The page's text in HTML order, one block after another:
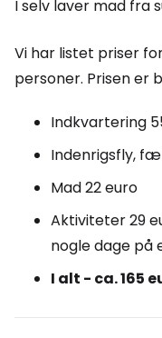
I selv laver mad fra
Vi har listet priser
personer. Prisen er
Indkvartering
Indenrigsfly,
Mad 22 euro
Aktiviteter 29
nogle dage på
I alt - ca. 165